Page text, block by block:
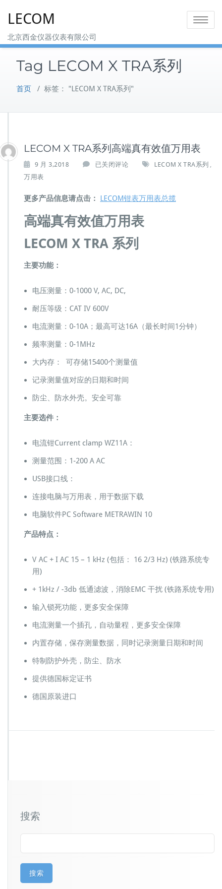
LECOM
北京西金仪器仪表有限公司
Toggle
Tag LECOM X TRA系列
首页 / 标签： "LECOM X TRA系列"
LECOM X TRA系列高端真有效值万用表
9 月 3,2018
L
O
M
X
T
A
真
效
值
万
已关闭评论 LECOM X TRA系列
万用表
更多产品信息请点击： LECOM钳表万用表总揽
高端真有效值万用表
LECOM X TRA 系列
主要功能：
电压测量：0-1000 V, AC, DC,
耐压等级：CAT IV 600V
电流测量：0-10A；最高可达16A（最长时间1分钟）
频率测量：0-1MHz
大内存： 可存储15400个测量值
记录测量值对应的日期和时间
防尘、防水外壳。安全可靠
主要选件：
电流钳Current clamp WZ11A：
测量范围：1-200 A AC
USB接口线：
连接电脑与万用表，用于数据下载
电脑软件PC Software METRAWIN 10
产品特点：
V AC + I AC 15 – 1 kHz (包括： 16 2/3 Hz) (铁路系统专
用)
+ 1kHz / -3db 低通滤波，消除EMC 干扰 (铁路系统专用)
输入锁死功能，更多安全保障
电流测量一个插孔，自动量程，更多安全保障
内置存储，保存测量数据，同时记录测量日期和时间
特制防护外壳，防尘、防水
提供德国标定证书
德国原装进口
搜索
搜索